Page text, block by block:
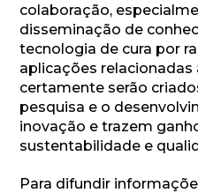
colaboração,
disseminação de
tecnologia de cura por
aplicações relacionadas
certamente serão
pesquisa e o
inovação e trazem
sustentabilidade e
Para difundir